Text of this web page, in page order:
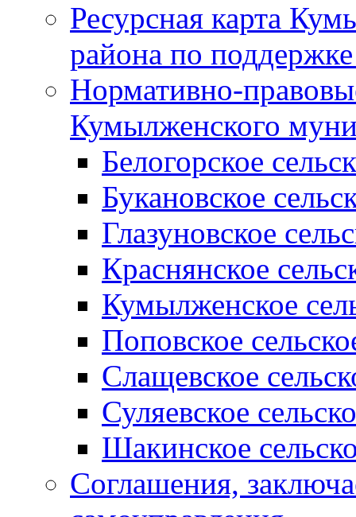
Ресурсная карта
района по
Нормативно-
Кумылженского
Белогорское
Букановское
Глазуновское
Краснянское
Кумылженское
Поповское
Слащевское
Суляевское
Шакинское
Соглашения,